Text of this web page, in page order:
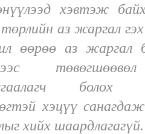
хэвтэж
төрлийн аз жаргал
өөрөө аз жаргал
болох
хэцүү
хийх шаардлагагүй.